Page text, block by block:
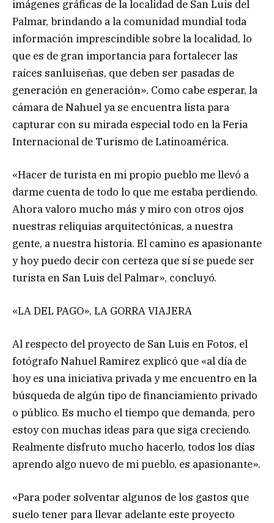
imágenes gráficas de la localidad de San Luis del
Palmar, brindando a la comunidad mundial toda
información imprescindible sobre la localidad, lo
que es de gran importancia para fortalecer las
raíces sanluiseñas, que deben ser pasadas de
generación en generación». Como cabe esperar, la
cámara de Nahuel ya se encuentra lista para
capturar con su mirada especial todo en la Feria
Internacional de Turismo de Latinoamérica.
«Hacer de turista en mi propio pueblo me llevó a
darme cuenta de todo lo que me estaba perdiendo.
Ahora valoro mucho más y miro con otros ojos
nuestras reliquias arquitectónicas, a nuestra
gente, a nuestra historia. El camino es apasionante
y hoy puedo decir con certeza que sí se puede ser
turista en San Luis del Palmar», concluyó.
«LA DEL PAGO», LA GORRA VIAJERA
Al respecto del proyecto de San Luis en Fotos, el
fotógrafo Nahuel Ramirez explicó que «al día de
hoy es una iniciativa privada y me encuentro en la
búsqueda de algún tipo de financiamiento privado
o público. Es mucho el tiempo que demanda, pero
estoy con muchas ideas para que siga creciendo.
Realmente disfruto mucho hacerlo, todos los días
aprendo algo nuevo de mi pueblo, es apasionante».
«Para poder solventar algunos de los gastos que
suelo tener para llevar adelante este proyecto